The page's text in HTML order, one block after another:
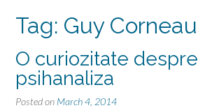
Tag: Guy Corneau
O curiozitate despre
psihanaliza
Posted on March 4, 2014